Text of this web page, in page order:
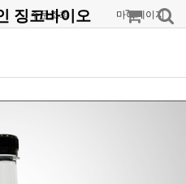
주문조회 마이페이지
징코바이오